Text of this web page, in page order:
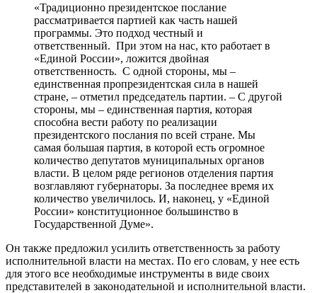
«Традиционно президентское послание
рассматривается партией как часть нашей
программы. Это подход честный и
ответственный. При этом на нас, кто работает в
«Единой России», ложится двойная
ответственность. С одной стороны, мы –
единственная пропрезидентская сила в нашей
стране, – отметил председатель партии. – С другой
стороны, мы – единственная партия, которая
способна вести работу по реализации
президентского послания по всей стране. Мы
самая большая партия, в которой есть огромное
количество депутатов муниципальных органов
власти. В целом ряде регионов отделения партия
возглавляют губернаторы. За последнее время их
количество увеличилось. И, наконец, у «Единой
России» конституционное большинство в
Государственной Думе».
Он также предложил усилить ответственность за работу
исполнительной власти на местах. По его словам, у нее есть
для этого все необходимые инструменты в виде своих
представителей в законодательной и исполнительной власти.